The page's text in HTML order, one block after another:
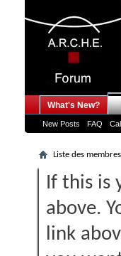
What's New?
New Posts FAQ
Liste des membres
If this is
above.
link